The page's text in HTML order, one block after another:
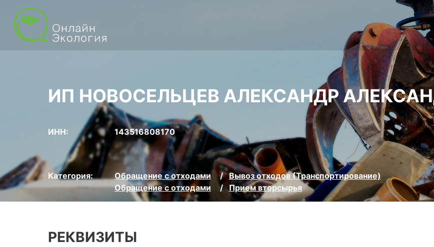
ИП НОВОСЕЛЬЦЕВ АЛЕКСАНДР
ИНН: 143516808170
Категория: Обращение с отходами
Вывоз отходов (Транспортирование)
Обращение с отходами
Прием вторсырья
РЕКВИЗИТЫ